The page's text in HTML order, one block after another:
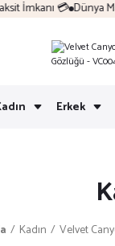
İmkanı 💳 Dünya
Erkek
Kadın Velvet